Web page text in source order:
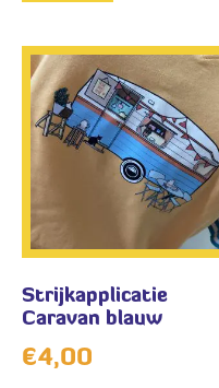
Strijkapplicatie
Caravan blauw
€4,00